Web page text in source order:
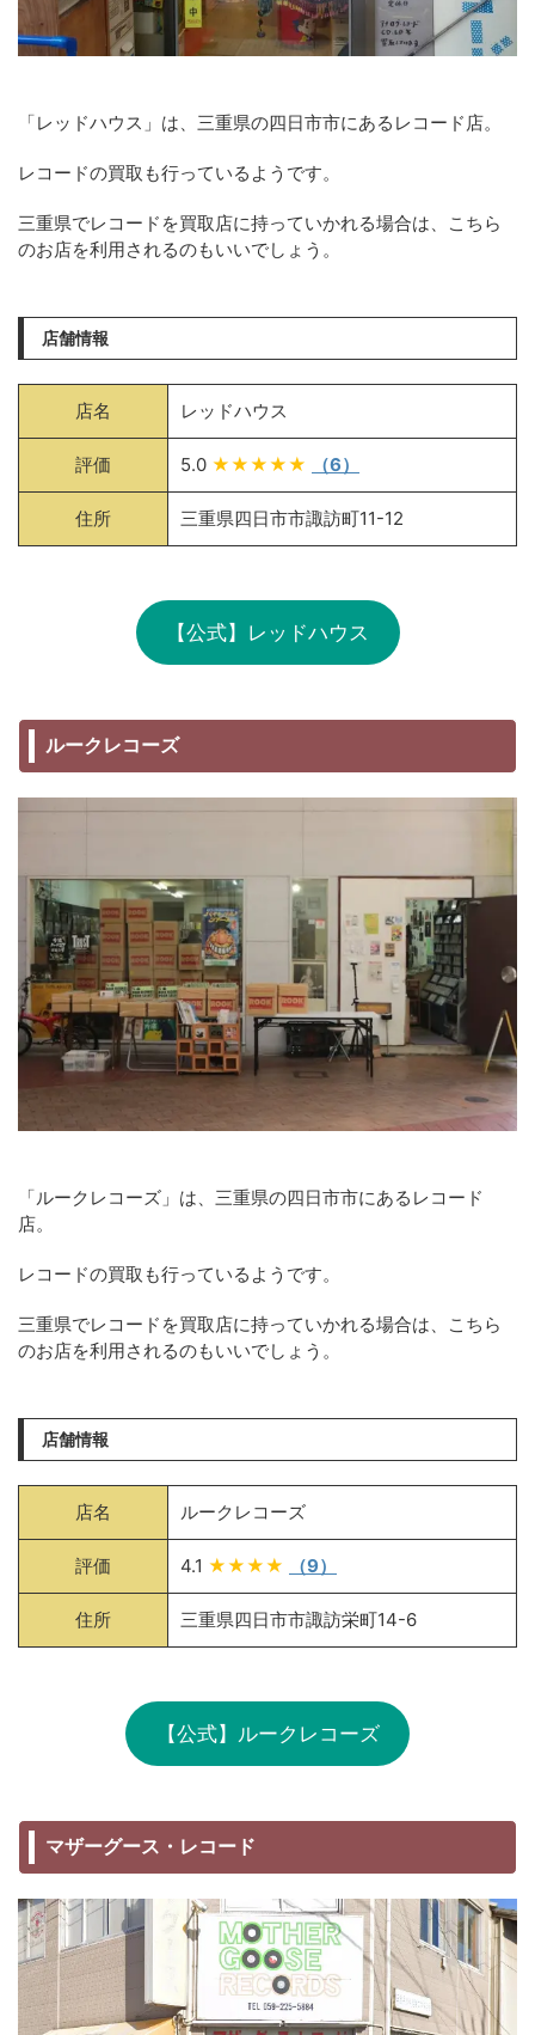
「レッドハウス」は、三重県の四日市市にあるレコード店。
レコードの買取も行っているようです。
三重県でレコードを買取店に持っていかれる場合は、こちら
のお店を利用されるのもいいでしょう。
店舗情報
店名 レッドハウス
評価 5.0 ★★★★★ （6）
住所 三重県四日市市諏訪町11-12
【公式】レッドハウス
ルークレコーズ
「ルークレコーズ」は、三重県の四日市市にあるレコード
店。
レコードの買取も行っているようです。
三重県でレコードを買取店に持っていかれる場合は、こちら
のお店を利用されるのもいいでしょう。
店舗情報
店名 ルークレコーズ
評価 4.1 ★★★★ （9）
住所 三重県四日市市諏訪栄町14-6
【公式】ルークレコーズ
マザーグース・レコード